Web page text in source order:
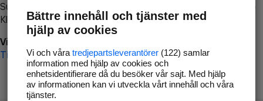
Surfa till
Klicka påTillbaka-knappen i webbläsaren och försök igen
Vi beklagar besväret!
Till startsidan
Bättre innehåll och tjänster med
hjälp av cookies
Vi och våra tredjepartsleverantörer(122) samlar
information med hjälp av cookies och
enhetsidentifierare då du besöker vår sajt. Med hjälp
av informationen kan vi utveckla vårt innehåll och våra
tjänster.